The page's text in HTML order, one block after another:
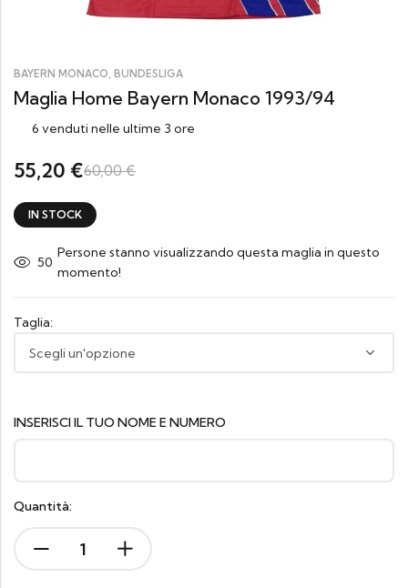
BAYERN MONACO, BUNDESLIGA
Maglia Home Bayern Monaco 1993/94
6 venduti nelle ultime 3 ore
55,20 €60,00€
IN STOCK
43
Persone stanno visualizzando questa maglia in questo
momento!
Taglia:
INSERISCI IL TUO NOME E NUMERO
Quantità: